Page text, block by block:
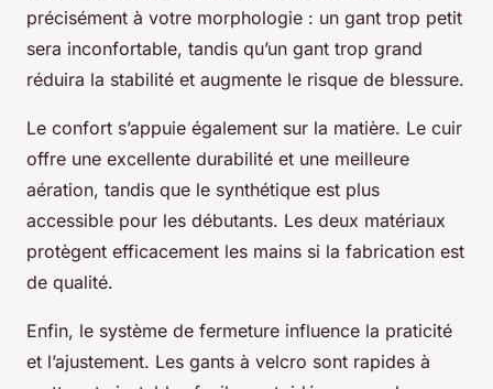
précisément à votre morphologie : un gant trop petit
sera inconfortable, tandis qu’un gant trop grand
réduira la stabilité et augmente le risque de blessure.
Le confort s’appuie également sur la matière. Le cuir
offre une excellente durabilité et une meilleure
aération, tandis que le synthétique est plus
accessible pour les débutants. Les deux matériaux
protègent efficacement les mains si la fabrication est
de qualité.
Enfin, le système de fermeture influence la praticité
et l’ajustement. Les gants à velcro sont rapides à